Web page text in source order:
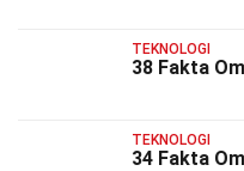
TEKNOLOGI
38 Fakta
TEKNOLOGI
34 Fakta